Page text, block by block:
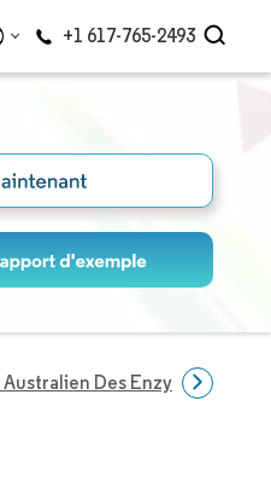
+1 617-765-2493
Australien Des Enzymes